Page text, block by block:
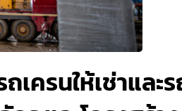
เครนให้เช่าและ